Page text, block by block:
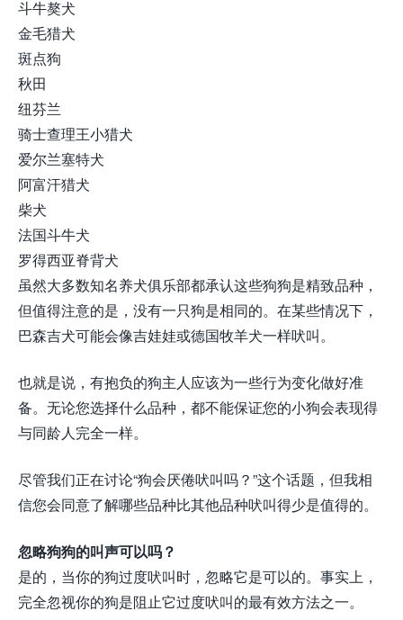
斗牛獒犬
金毛猎犬
斑点狗
秋田
纽芬兰
骑士查理王小猎犬
爱尔兰塞特犬
阿富汗猎犬
柴犬
法国斗牛犬
罗得西亚脊背犬
虽然大多数知名养犬俱乐部都承认这些狗狗是精致品种，
但值得注意的是，没有一只狗是相同的。在某些情况下，
巴森吉犬可能会像吉娃娃或德国牧羊犬一样吠叫。
也就是说，有抱负的狗主人应该为一些行为变化做好准
备。无论您选择什么品种，都不能保证您的小狗会表现得
与同龄人完全一样。
尽管我们正在讨论“狗会厌倦吠叫吗？”这个话题，但我相
信您会同意了解哪些品种比其他品种吠叫得少是值得的。
忽略狗狗的叫声可以吗？
是的，当你的狗过度吠叫时，忽略它是可以的。事实上，
完全忽视你的狗是阻止它过度吠叫的最有效方法之一。